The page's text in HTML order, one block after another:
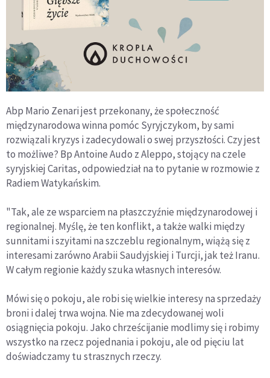
Abp Mario Zenari jest przekonany, że społeczność
międzynarodowa winna pomóc Syryjczykom, by sami
rozwiązali kryzys i zadecydowali o swej przyszłości. Czy jest
to możliwe? Bp Antoine Audo z Aleppo, stojący na czele
syryjskiej Caritas, odpowiedział na to pytanie w rozmowie z
Radiem Watykańskim.
"Tak, ale ze wsparciem na płaszczyźnie międzynarodowej i
regionalnej. Myślę, że ten konflikt, a także walki między
sunnitami i szyitami na szczeblu regionalnym, wiążą się z
interesami zarówno Arabii Saudyjskiej i Turcji, jak też Iranu.
W całym regionie każdy szuka własnych interesów.
Mówi się o pokoju, ale robi się wielkie interesy na sprzedaży
broni i dalej trwa wojna. Nie ma zdecydowanej woli
osiągnięcia pokoju. Jako chrześcijanie modlimy się i robimy
wszystko na rzecz pojednania i pokoju, ale od pięciu lat
doświadczamy tu strasznych rzeczy.